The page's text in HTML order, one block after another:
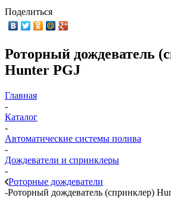
Поделиться
Роторный дождеватель
Hunter PGJ
Главная
-
Каталог
-
Автоматические системы полива
-
Дождеватели и спринклеры
-
Роторные дождеватели
-Роторный дождеватель (спринклер)